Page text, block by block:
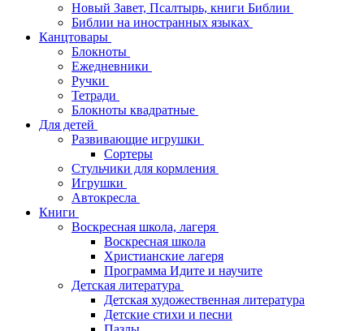
Новый Завет, Псалтырь, книги Библии
Библии на иностранных языках
Канцтовары
Блокноты
Ежедневники
Ручки
Тетради
Блокноты квадратные
Для детей
Развивающие игрушки
Сортеры
Стульчики для кормления
Игрушки
Автокресла
Книги
Воскресная школа, лагеря
Воскресная школа
Христианские лагеря
Программа Идите и научите
Детская литература
Детская художественная литература
Детские стихи и песни